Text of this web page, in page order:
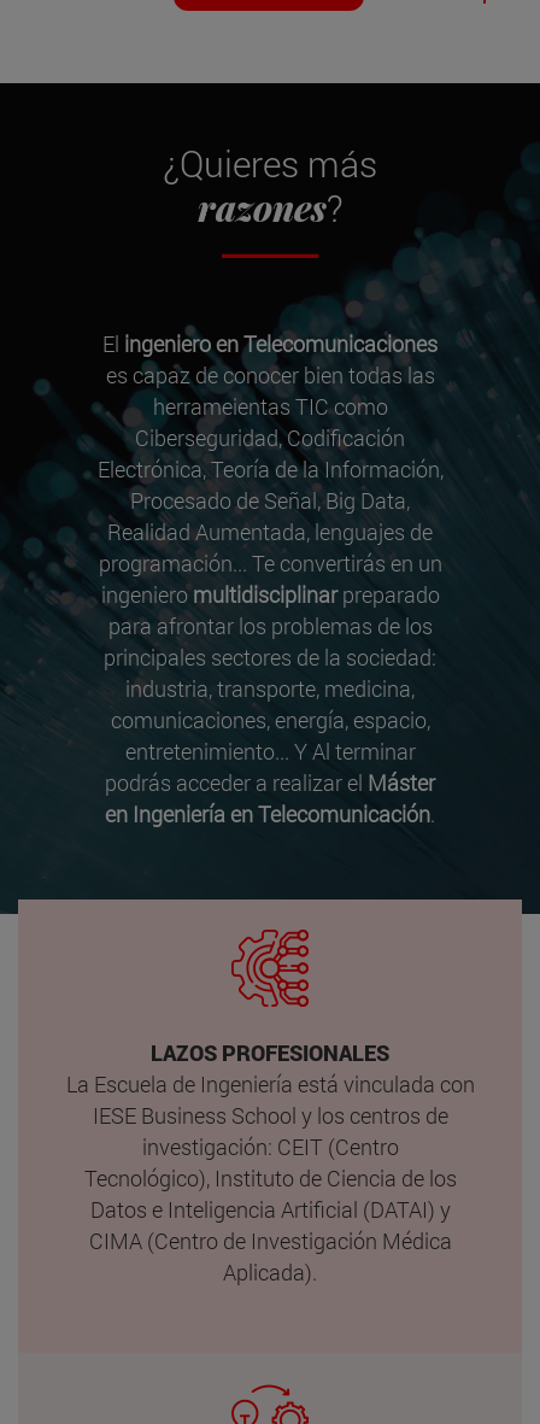
¿Quieres más
razones?
El ingeniero en Telecomunicaciones
es capaz de conocer bien todas las
herrameientas TIC como
Ciberseguridad, Codificación
Electrónica, Teoría de la Información,
Procesado de Señal, Big Data,
Realidad Aumentada, lenguajes de
programación... Te convertirás en un
ingenieromultidisciplinarpreparado
para afrontar los problemas de los
principales sectores de la sociedad:
industria, transporte, medicina,
comunicaciones, energía, espacio,
entretenimiento... Y Al terminar
podrás acceder a realizar el Máster
en Ingeniería en Telecomunicación.
LAZOS PROFESIONALES
La Escuela de Ingeniería está vinculada con
IESE Business School y los centros de
investigación: CEIT (Centro
Tecnológico), Instituto de Ciencia de los
Datos e Inteligencia Artificial (DATAI) y
CIMA (Centro de Investigación Médica
Aplicada).